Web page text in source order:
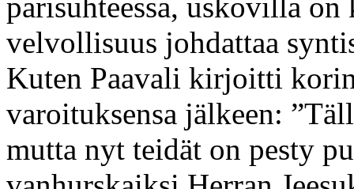
velvollisuus johdattaa
Kuten Paavali kirjoitti
varoituksensa jälkeen:
mutta nyt teidät on pesty